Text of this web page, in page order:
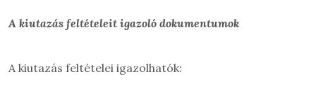
A kiutazás feltételeit igazoló dokumentumok
A kiutazás feltételei igazolhatók: